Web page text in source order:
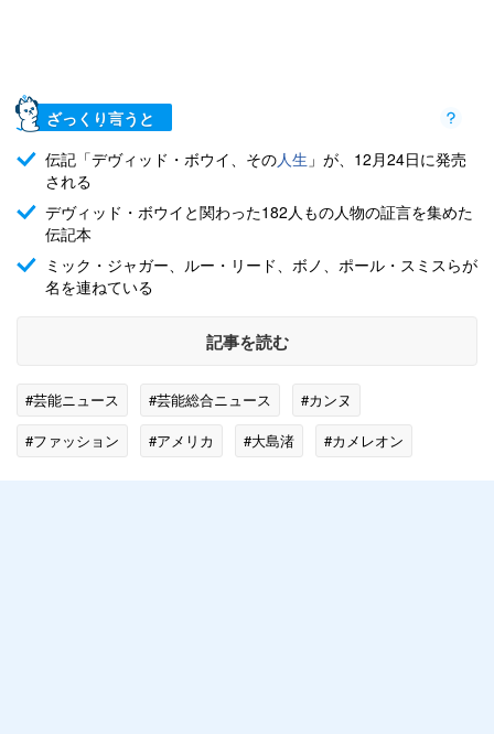
ざっくり言うと
伝記「デヴィッド・ボウイ、その人生 」が、12月24日に発売
される
デヴィッド・ボウイと関わった182人もの人物の証言を集めた
伝記本
ミック・ジャガー、ルー・リード、ボノ、ポール・スミスらが
名を連ねている
記事を読む
#芸能ニュース #芸能総合ニュース
#カンヌ
#ファッション
#アメリカ #大島渚
#カメレオン